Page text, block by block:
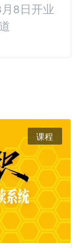
8日开业
课程